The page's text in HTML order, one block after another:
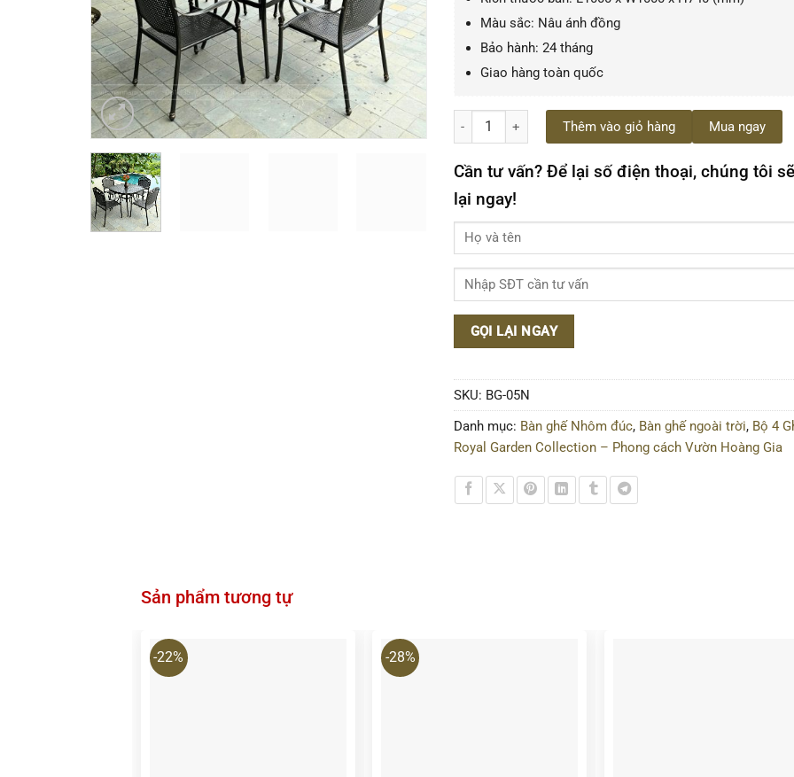
Màu sắc: Nâu ánh đồng
Bảo hành: 24 tháng
Giao hàng toàn quốc
Bộ bàn ghế sân vườn nhôm đúc BG-05N số lượng
Thêm vào giỏ hàng Mua ngay
Cần tư vấn? Để lại số điện thoại, chúng tôi
lại ngay!
SKU: BG-05N
Danh mục: Bàn ghế Nhôm đúc, Bàn ghế ngoài trời, Bộ 4
Royal Garden Collection – Phong cách Vườn Hoàng Gia
Sản phẩm tương tự
-22% -28%